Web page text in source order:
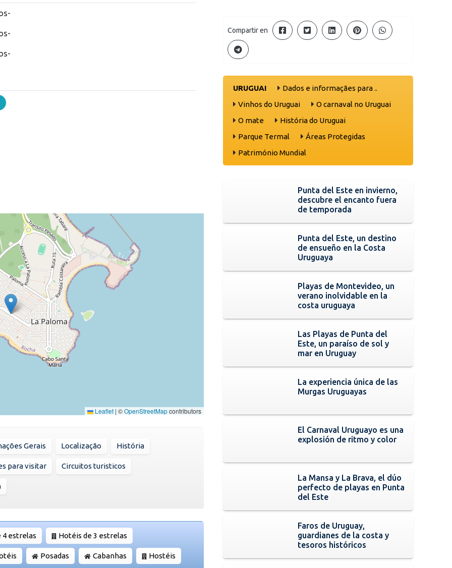
Leaflet | ©OpenStreetMapcontributors
Gerais Localização História
para visitar Circuitos turisticos
4 estrelas Hotéis de 3 estrelas
Posadas Cabanhas Hostéis
Compartir en
URUGUAI
Dados e informaçães para ..
Vinhos do Uruguai
O carnaval no Uruguai
O mate
História do Uruguai
Parque Termal
Áreas Protegidas
Património Mundial
Punta del Este en invierno,
descubre el encanto fuera
de temporada
Punta del Este, un destino
de ensueño en la Costa
Uruguaya
Playas de Montevideo, un
verano inolvidable en la
costa uruguaya
Las Playas de Punta del
Este, un paraíso de sol y
mar en Uruguay
La experiencia única de las
Murgas Uruguayas
El Carnaval Uruguayo es una
explosión de ritmo y color
La Mansa y La Brava, el dúo
perfecto de playas en Punta
del Este
Faros de Uruguay,
guardianes de la costa y
tesoros históricos